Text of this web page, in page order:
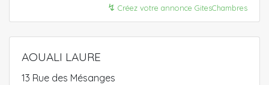
↯ Créez votre annonce GitesChambres
AOUALI LAURE
13 Rue des Mésanges